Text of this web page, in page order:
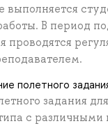
В период
проводятся
полетного
задания
с